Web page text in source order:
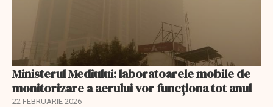
Ministerul Mediului: laboratoarele mobile de
monitorizare a aerului vor funcționa tot anul
22 FEBRUARIE 2026